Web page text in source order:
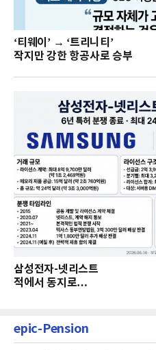
‘티웨이’ → ‘트리니티’
작지만 강한 항공사로 승부
삼성전자-넷리스트
적에서 동지로…
epic-Pension